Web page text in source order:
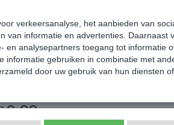
Huishouden Verzorging
Miracle Reiniger
9,99
verkeersanalyse, het aanbieden van
van informatie en advertenties. Daarnaast
en analysepartners toegang tot informatie
informatie gebruiken in combinatie met
door uw gebruik van hun diensten